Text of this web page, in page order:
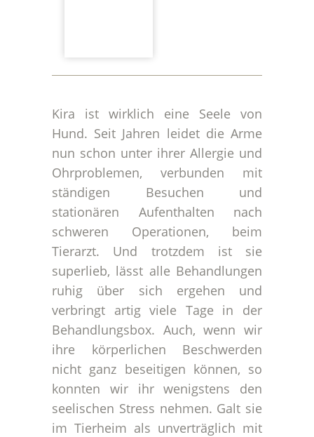
Kira ist wirklich eine Seele von
Hund. Seit Jahren leidet die Arme
nun schon unter ihrer Allergie und
Ohrproblemen, verbunden mit
ständigen Besuchen und
stationären Aufenthalten nach
schweren Operationen, beim
Tierarzt. Und trotzdem ist sie
superlieb, lässt alle Behandlungen
ruhig über sich ergehen und
verbringt artig viele Tage in der
Behandlungsbox. Auch, wenn wir
ihre körperlichen Beschwerden
nicht ganz beseitigen können, so
konnten wir ihr wenigstens den
seelischen Stress nehmen. Galt sie
im Tierheim als unverträglich mit